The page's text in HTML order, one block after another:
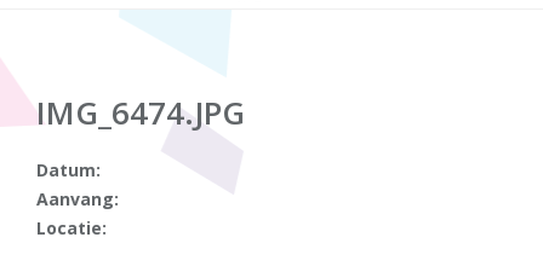
IMG_6474.JPG
Datum:
Aanvang:
Locatie: